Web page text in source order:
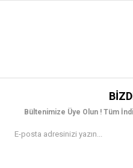
Bültenimize Üye Olun ! Tüm